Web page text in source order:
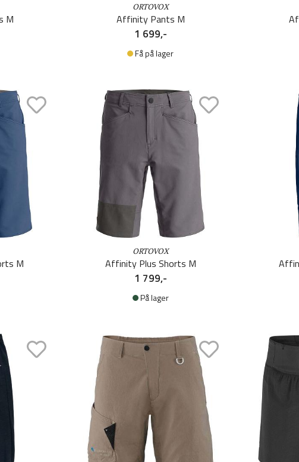
M
ORTOVOX
Affinity Pants M
1 699,-
Få på lager
M
ORTOVOX
Affinity Plus Shorts M
1 799,-
På lager